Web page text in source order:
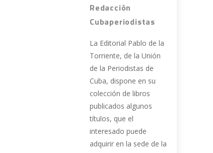
Redacción
Cubaperiodistas
La Editorial Pablo de la
Torriente, de la Unión
de la Periodistas de
Cuba, dispone en su
colección de libros
publicados algunos
títulos, que el
interesado puede
adquirir en la sede de la